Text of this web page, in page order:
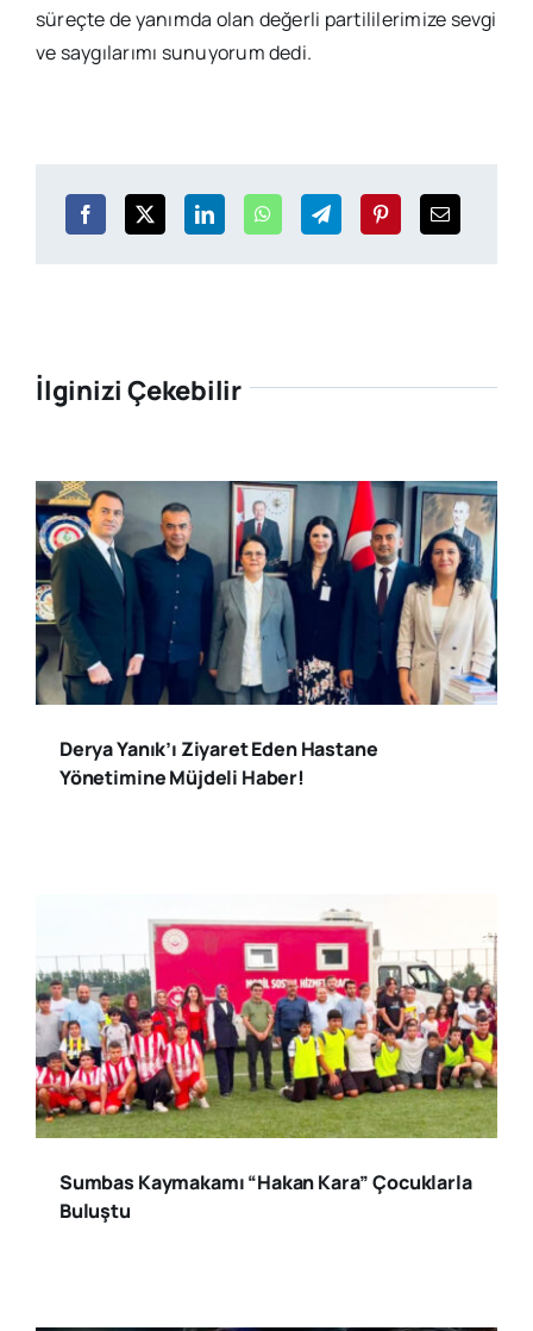
süreçte de yanımda olan değerli partililerimize sevgi
ve saygılarımı sunuyorum dedi.
İlginizi Çekebilir
Derya Yanık’ı Ziyaret Eden Hastane
Yönetimine Müjdeli Haber!
Sumbas Kaymakamı “Hakan Kara” Çocuklarla
Buluştu